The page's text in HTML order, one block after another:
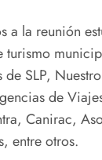
a la reunión
turismo
SLP,
de
Canirac,
entre otros.